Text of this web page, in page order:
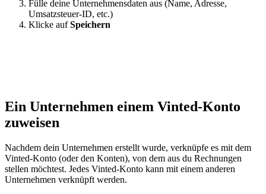
Fülle deine Unternehmensdaten aus (Name, Adresse,
Umsatzsteuer-ID, etc.)
Klicke aufSpeichern
Ein Unternehmen einem Vinted-Konto
zuweisen
Nachdem dein Unternehmen erstellt wurde, verknüpfe es mit dem
Vinted-Konto (oder den Konten), von dem aus du Rechnungen
stellen möchtest. Jedes Vinted-Konto kann mit einem anderen
Unternehmen verknüpft werden.